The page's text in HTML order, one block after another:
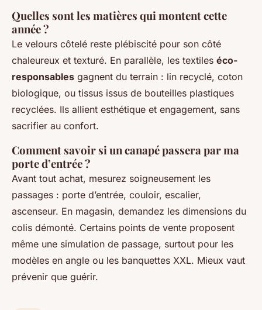
Quelles sont les matières qui montent cette
année ?
Le velours côtelé reste plébiscité pour son côté
chaleureux et texturé. En parallèle, les textiles éco-
responsables gagnent du terrain : lin recyclé, coton
biologique, ou tissus issus de bouteilles plastiques
recyclées. Ils allient esthétique et engagement, sans
sacrifier au confort.
Comment savoir si un canapé passera par ma
porte d’entrée ?
Avant tout achat, mesurez soigneusement les
passages : porte d’entrée, couloir, escalier,
ascenseur. En magasin, demandez les dimensions du
colis démonté. Certains points de vente proposent
même une simulation de passage, surtout pour les
modèles en angle ou les banquettes XXL. Mieux vaut
prévenir que guérir.